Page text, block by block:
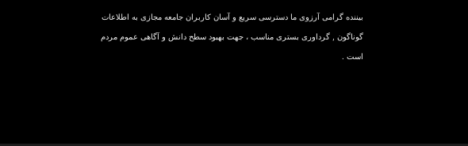
بیننده گرامی آرزوی ما دسترسی سریع و آسان کاربران جامعه مجازی به اطلاعات
گوناگون , گرداوری بستری مناسب ، جهت بهبود سطح دانش و آگاهی عموم مردم
است .